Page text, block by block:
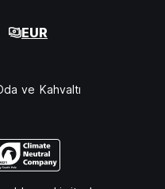
EUR
ve Kahvaltı